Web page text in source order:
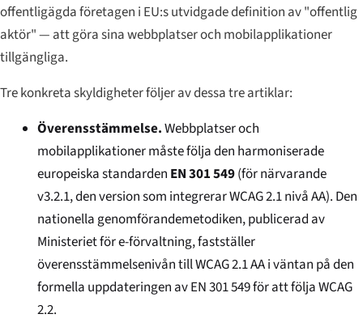
offentligägda företagen i EU:s utvidgade definition av "offentlig
aktör" — att göra sina webbplatser och mobilapplikationer
tillgängliga.
Tre konkreta skyldigheter följer av dessa tre artiklar:
Överensstämmelse.Webbplatser och
mobilapplikationer måste följa den harmoniserade
europeiska standarden EN 301 549(för närvarande
v3.2.1, den version som integrerar WCAG 2.1 nivå AA). Den
nationella genomförandemetodiken, publicerad av
Ministeriet för e-förvaltning, fastställer
överensstämmelsenivån till WCAG 2.1 AA i väntan på den
formella uppdateringen av EN 301 549 för att följa WCAG
2.2.